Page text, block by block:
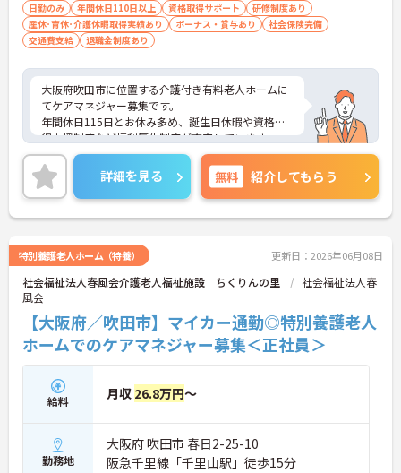
日勤のみ 年間休日110日以上 資格取得サポート
研修制度あり
産休･育休･介護休暇取得実績あり
ボーナス・賞与あり
社会保険完備
交通費支給
退職金制度あり
大阪府吹田市に位置する介護付き有料老人ホームに
てケアマネジャー募集です。
年間休日115日とお休み多め、誕生日休暇や資格取
得支援制度など福利厚生制度が充実しています。
ご興味のある方には、面接対策ポイントなど、さら
に詳細をお話いたしますので、お気軽にご相談くだ
さい。
詳細を見る 無料 紹介してもらう
特別養護老人ホーム（特養） 更新日：2026年06月08日
社会福祉法人春風会介護老人福祉施設 ちくりんの里
社会福祉法人春
風会
【大阪府／吹田市】マイカー通勤◎特別養護老人
ホームでのケアマネジャー募集＜正社員＞
給料 月収 26.8万円～
勤務地
大阪府 吹田市 春日2-25-10
阪急千里線「千里山駅」徒歩15分